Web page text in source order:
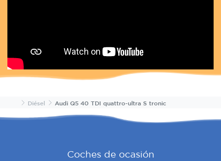
InicioDiésel Audi Q5 40 TDI quattro-ultra S tronic
Coches de ocasión